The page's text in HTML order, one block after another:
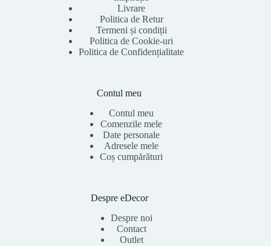
Livrare
Politica de Retur
Termeni și condiții
Politica de Cookie-uri
Politica de Confidențialitate
Contul meu
Contul meu
Comenzile mele
Date personale
Adresele mele
Coș cumpărături
Despre eDecor
Despre noi
Contact
Outlet